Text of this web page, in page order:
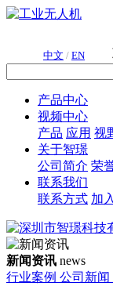
中文 / EN
产品中心
视频中心
产品 应用 视
关于智璟
公司简介 荣
联系我们
联系方式 加
新闻资讯 news
行业案例 公司新闻